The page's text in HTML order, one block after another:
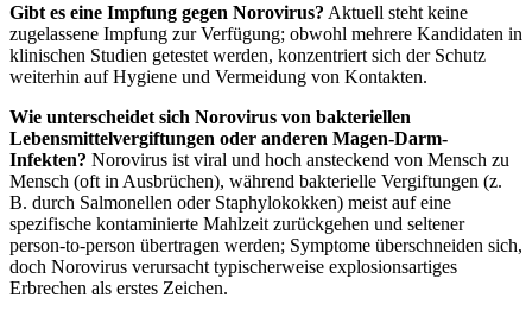
Gibt es eine Impfung gegen Norovirus? Aktuell steht keine
zugelassene Impfung zur Verfügung; obwohl mehrere Kandidaten in
klinischen Studien getestet werden, konzentriert sich der Schutz
weiterhin auf Hygiene und Vermeidung von Kontakten.
Wie unterscheidet sich Norovirus von bakteriellen
Lebensmittelvergiftungen oder anderen Magen-Darm-
Infekten? Norovirus ist viral und hoch ansteckend von Mensch zu
Mensch (oft in Ausbrüchen), während bakterielle Vergiftungen (z.
B. durch Salmonellen oder Staphylokokken) meist auf eine
spezifische kontaminierte Mahlzeit zurückgehen und seltener
person-to-person übertragen werden; Symptome überschneiden sich,
doch Norovirus verursacht typischerweise explosionsartiges
Erbrechen als erstes Zeichen.